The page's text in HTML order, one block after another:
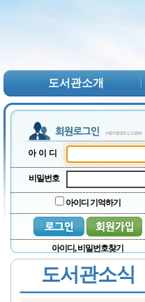
도서관소개
아이디
비밀번호
아이디 기억하기
아이디, 비밀번호찾기
도서관소식